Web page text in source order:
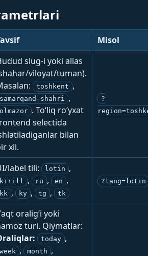
Misol
slug-i yoki alias
viloyat/tuman).
toshkent ,
samarqand-shahri ,
olmazor . To‘liq ro‘yxat
selectida
bilan
xil.
?
label tili: lotin ,
kirill , ru , en ,
kk , ky , tg , tk
?lang=lotin
oralig‘i yoki
turi. Qiymatlar:
today ,
week , month ,